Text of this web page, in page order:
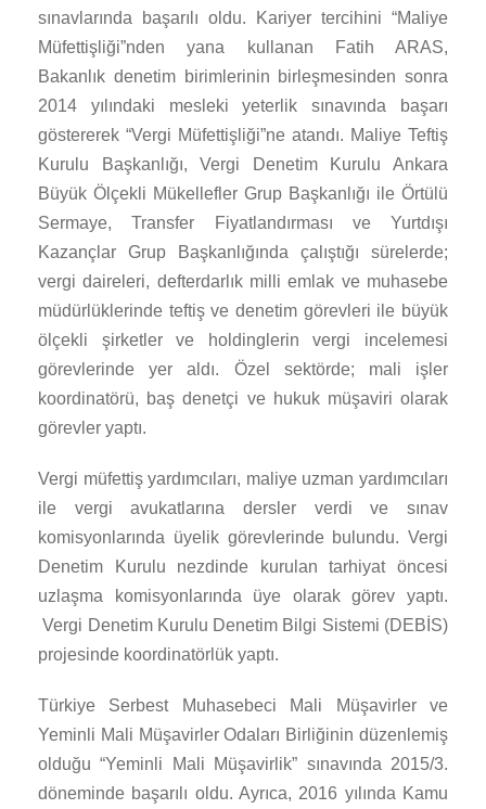
sınavlarında başarılı oldu. Kariyer tercihini “Maliye
Müfettişliği”nden yana kullanan Fatih ARAS,
Bakanlık denetim birimlerinin birleşmesinden sonra
2014 yılındaki mesleki yeterlik sınavında başarı
göstererek “Vergi Müfettişliği”ne atandı. Maliye Teftiş
Kurulu Başkanlığı, Vergi Denetim Kurulu Ankara
Büyük Ölçekli Mükellefler Grup Başkanlığı ile Örtülü
Sermaye, Transfer Fiyatlandırması ve Yurtdışı
Kazançlar Grup Başkanlığında çalıştığı sürelerde;
vergi daireleri, defterdarlık milli emlak ve muhasebe
müdürlüklerinde teftiş ve denetim görevleri ile büyük
ölçekli şirketler ve holdinglerin vergi incelemesi
görevlerinde yer aldı. Özel sektörde; mali işler
koordinatörü, baş denetçi ve hukuk müşaviri olarak
görevler yaptı.
Vergi müfettiş yardımcıları, maliye uzman yardımcıları
ile vergi avukatlarına dersler verdi ve sınav
komisyonlarında üyelik görevlerinde bulundu. Vergi
Denetim Kurulu nezdinde kurulan tarhiyat öncesi
uzlaşma komisyonlarında üye olarak görev yaptı.
Vergi Denetim Kurulu Denetim Bilgi Sistemi (DEBİS)
projesinde koordinatörlük yaptı.
Türkiye Serbest Muhasebeci Mali Müşavirler ve
Yeminli Mali Müşavirler Odaları Birliğinin düzenlemiş
olduğu “Yeminli Mali Müşavirlik” sınavında 2015/3.
döneminde başarılı oldu. Ayrıca, 2016 yılında Kamu